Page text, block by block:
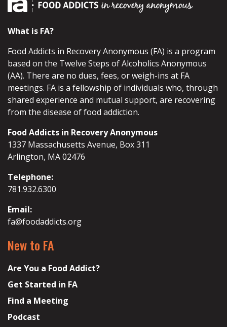
What is FA?
Food Addicts in Recovery Anonymous (FA) is a program
based on the Twelve Steps of Alcoholics Anonymous
(AA). There are no dues, fees, or weigh-ins at FA
meetings. FA is a fellowship of individuals who, through
shared experience and mutual support, are recovering
from the disease of food addiction.
Food Addicts in Recovery Anonymous
1337 Massachusetts Avenue, Box 311
Arlington, MA 02476
Telephone:
781.932.6300
Email:
fa@foodaddicts.org
New to FA
Are You a Food Addict?
Get Started in FA
Find a Meeting
Podcast